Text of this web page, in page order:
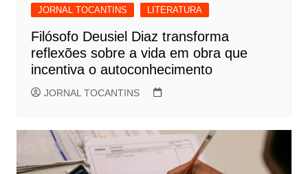
JORNAL TOCANTINS LITERATURA
Filósofo Deusiel Diaz transforma
reflexões sobre a vida em obra que
incentiva o autoconhecimento
JORNAL TOCANTINS